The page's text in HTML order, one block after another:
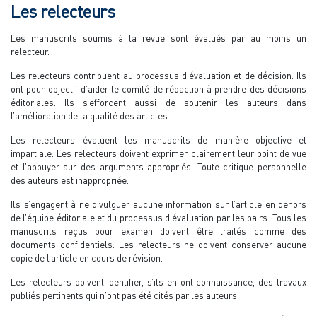
Les relecteurs
Les manuscrits soumis à la revue sont évalués par au moins un
relecteur.
Les relecteurs contribuent au processus d’évaluation et de décision. Ils
ont pour objectif d’aider le comité de rédaction à prendre des décisions
éditoriales. Ils s’efforcent aussi de soutenir les auteurs dans
l’amélioration de la qualité des articles.
Les relecteurs évaluent les manuscrits de manière objective et
impartiale. Les relecteurs doivent exprimer clairement leur point de vue
et l’appuyer sur des arguments appropriés. Toute critique personnelle
des auteurs est inappropriée.
Ils s’engagent à ne divulguer aucune information sur l’article en dehors
de l’équipe éditoriale et du processus d’évaluation par les pairs. Tous les
manuscrits reçus pour examen doivent être traités comme des
documents confidentiels. Les relecteurs ne doivent conserver aucune
copie de l’article en cours de révision.
Les relecteurs doivent identifier, s’ils en ont connaissance, des travaux
publiés pertinents qui n'ont pas été cités par les auteurs.